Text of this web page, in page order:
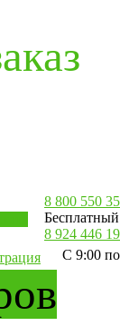
8 800 550
8 924 446
С 9:00